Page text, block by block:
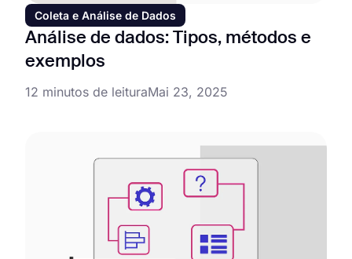
Coleta e Análise de Dados
Análise de dados: Tipos, métodos e
exemplos
12 minutos de leituraMai 23, 2025